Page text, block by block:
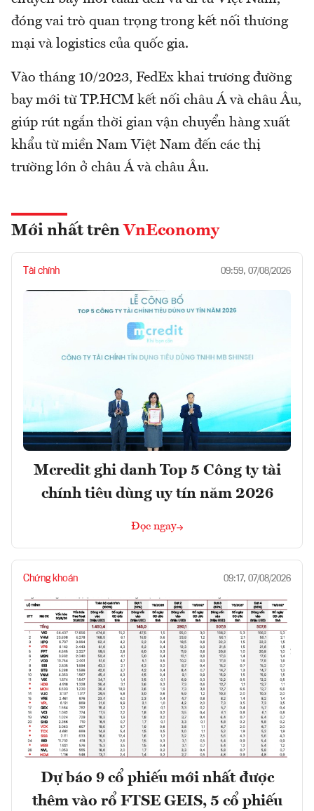
đóng vai trò quan trọng trong kết nối thương
mại và logistics của quốc gia.
Vào tháng 10/2023, FedEx khai trương đường
bay mới từ TP.HCM kết nối châu Á và châu Âu,
giúp rút ngắn thời gian vận chuyển hàng xuất
khẩu từ miền Nam Việt Nam đến các thị
trường lớn ở châu Á và châu Âu.
Mới nhất trên VnEconomy
Tài chính 09:59, 07/08/2026
Mcredit ghi danh Top 5 Công ty tài
chính tiêu dùng uy tín năm 2026
Đọc ngay
Chứng khoán 09:17, 07/08/2026
Dự báo 9 cổ phiếu mới nhất được
thêm vào rổ FTSE GEIS, 5 cổ phiếu